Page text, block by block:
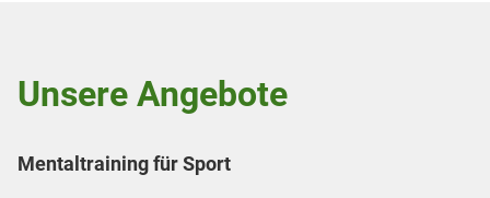
Unsere Angebote
Mentaltraining für Sport